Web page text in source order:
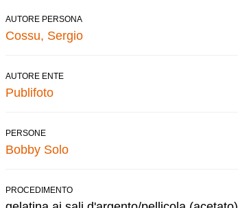
AUTORE PERSONA
Cossu, Sergio
AUTORE ENTE
Publifoto
PERSONE
Bobby Solo
PROCEDIMENTO